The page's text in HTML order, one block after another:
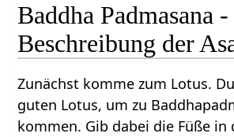
Baddha Padmasana -
Beschreibung der
Zunächst komme zum Lotus.
guten Lotus, um zu
kommen. Gib dabei die Füße in